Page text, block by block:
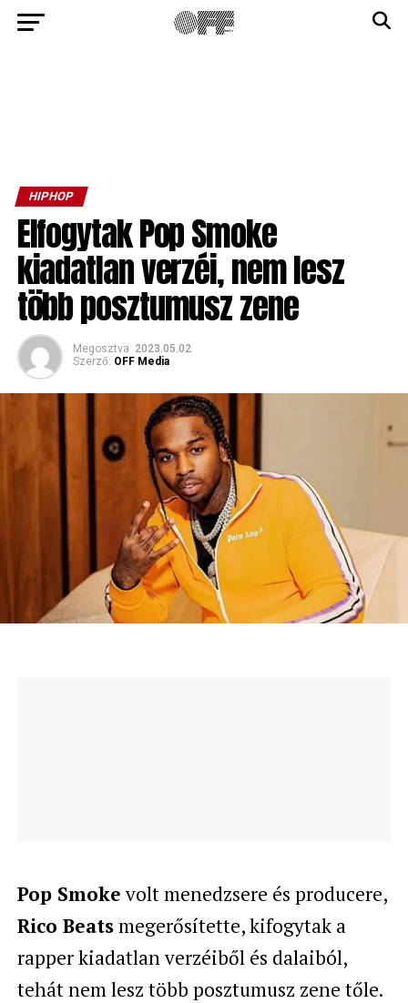
HIPHOP
Elfogytak Pop Smoke
kiadatlan verzéi, nem lesz
több posztumusz zene
Megosztva 2023.05.02
Szerző: OFF Media
Pop Smokevolt menedzsere és producere,
Rico Beatsmegerősítette, kifogytak a
rapper kiadatlan verzéiből és dalaiból,
tehát nem lesz több posztumusz zene tőle.